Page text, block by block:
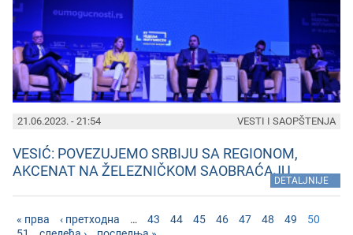
21.06.2023. - 21:54
VESIĆ: POVEZUJEMO SRBIJU SA REGIONOM,
AKCENAT NA ŽELEZNIČKOM SAOBRAĆAJU
DETALJNIJE
VESTI I SAOPŠTENJA
« прва ‹ претходна … 43 44 45 46 47 48 49
50